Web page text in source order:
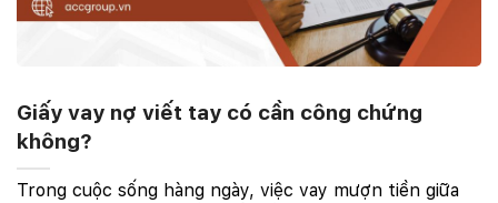
Giấy vay nợ viết tay có cần công chứng
không?
Trong cuộc sống hàng ngày, việc vay mượn tiền giữa